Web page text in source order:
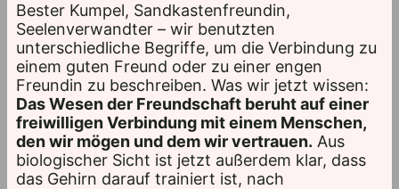
Bester Kumpel, Sandkastenfreundin,
Seelenverwandter – wir benutzten
unterschiedliche Begriffe, um die Verbindung zu
einem guten Freund oder zu einer engen
Freundin zu beschreiben. Was wir jetzt wissen:
Das Wesen der Freundschaft beruht auf einer
freiwilligen Verbindung mit einem Menschen,
den wir mögen und dem wir vertrauen. Aus
biologischer Sicht ist jetzt außerdem klar, dass
das Gehirn darauf trainiert ist, nach